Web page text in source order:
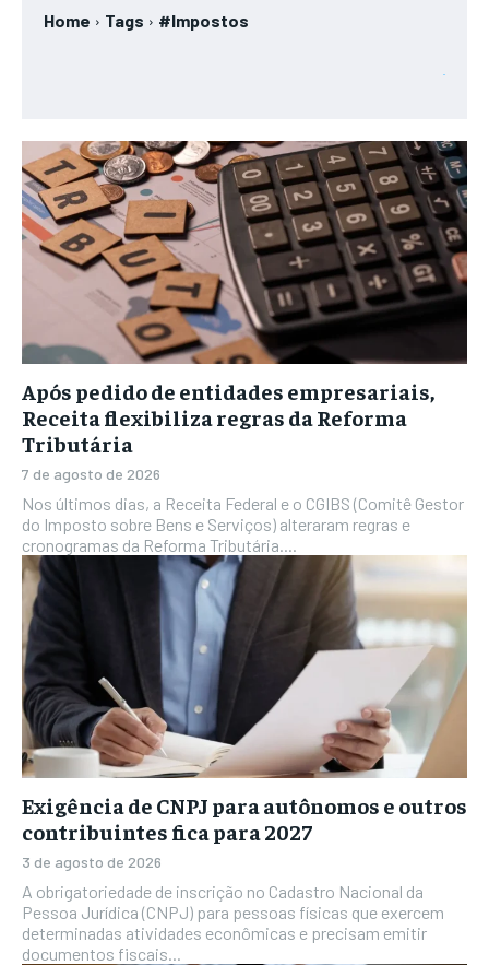
Home Tags #Impostos
Após pedido de entidades empresariais,
Receita flexibiliza regras da Reforma
Tributária
7 de agosto de 2026
Nos últimos dias, a Receita Federal e o CGIBS (Comitê Gestor
do Imposto sobre Bens e Serviços) alteraram regras e
cronogramas da Reforma Tributária....
Exigência de CNPJ para autônomos e outros
contribuintes fica para 2027
3 de agosto de 2026
A obrigatoriedade de inscrição no Cadastro Nacional da
Pessoa Jurídica (CNPJ) para pessoas físicas que exercem
determinadas atividades econômicas e precisam emitir
documentos fiscais...